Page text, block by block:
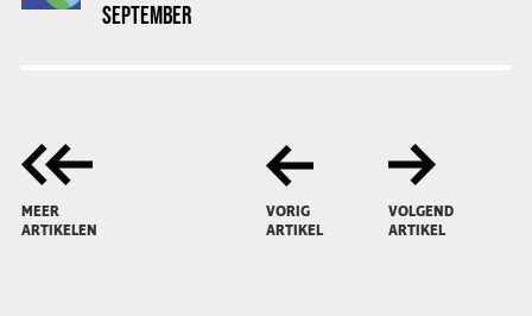
SEPTEMBER
MEER
ARTIKELEN
VORIG
ARTIKEL
VOLGEND
ARTIKEL